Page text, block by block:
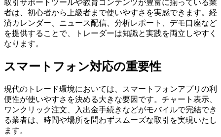
取引サポートツールや教育コンテンツが豊富に揃っている業
者は、初心者から上級者まで使いやすさを実感できます。経
済カレンダー、ニュース配信、分析レポート、デモ口座など
を提供することで、トレーダーは知識と実践を両立しやすく
なります。
スマートフォン対応の重要性
現代のトレード環境においては、スマートフォンアプリの利
便性が使いやすさを決める大きな要因です。チャート表示、
ワンクリック注文、入出金手続きなどがモバイルで完結でき
る業者は、時間や場所を問わずスムーズな取引を実現いたし
ます。